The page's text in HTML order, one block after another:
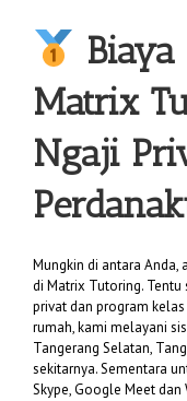
Biaya
Matrix
Ngaji
Mungkin di antara Anda,
di Matrix Tutoring.
privat dan program
rumah, kami melayani
Tangerang Selatan,
sekitarnya. Sementara
Skype, Google Meet